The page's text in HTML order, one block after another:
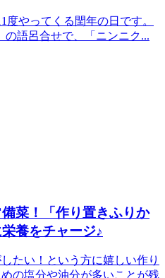
やってくる閏年の日です。
の語呂合せで、「ニンニク...
菜！「作り置きふりか
養をチャージ♪
たい！という方に嬉しい作り
の塩分や油分が多いことが残